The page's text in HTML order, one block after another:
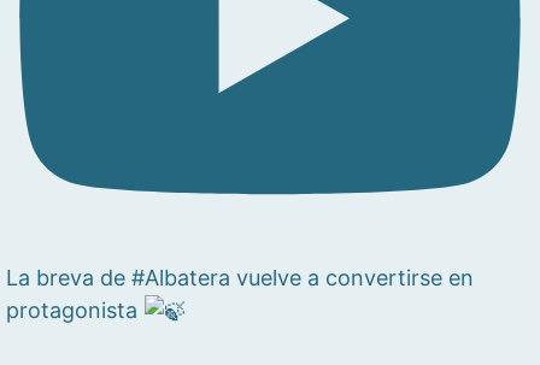
La breva de #Albatera vuelve a convertirse en
protagonista